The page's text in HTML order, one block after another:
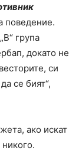
поведение.
група
докато не
си
се бият“,
ако искат